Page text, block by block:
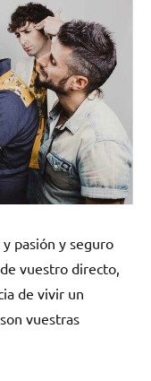
pasión y seguro
vuestro directo,
de vivir un
son vuestras